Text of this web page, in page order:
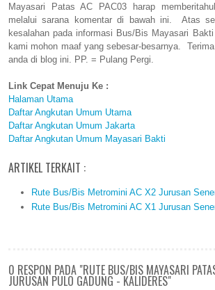
Mayasari Patas AC PAC03 harap
melalui sarana komentar di bawah ini. Atas
kesalahan pada informasi Bus/Bis Mayasari
kami mohon maaf yang sebesar-besarnya.
anda di blog ini. PP. = Pulang Pergi.
Link Cepat Menuju Ke :
Halaman Utama
Daftar Angkutan Umum Utama
Daftar Angkutan Umum Jakarta
Daftar Angkutan Umum Mayasari Bakti
ARTIKEL TERKAIT :
Rute Bus/Bis Metromini AC X2 Jurusan
Rute Bus/Bis Metromini AC X1 Jurusan
0 RESPON PADA "RUTE BUS/BIS MAYASARI
JURUSAN PULO GADUNG - KALIDERES"